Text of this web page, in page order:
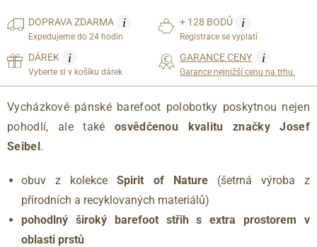
DOPRAVAZDARMA i
Expedujeme do 24 hodin
+ 128 BODŮ i
Registrace se vyplatí
DÁREK i
Vyberte si v košíku dárek
GARANCE CENY i
Garance nejnižší cenu na trhu.
Vycházkové pánské barefoot polobotky poskytnou nejen
pohodlí, ale takéosvědčenou kvalitu značky Josef
Seibel.
obuv z kolekceSpirit of Nature(šetrná výroba z
přírodních a recyklovaných materiálů)
pohodlný široký barefoot střih s extra prostorem v
oblasti prstů